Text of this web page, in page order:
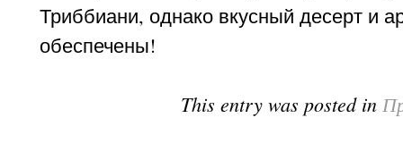
Триббиани, однако вкусный десерт и
обеспечены!
This entry was posted in